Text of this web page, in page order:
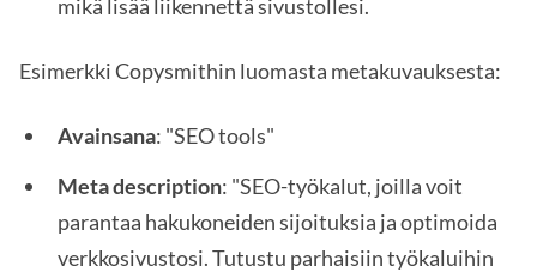
mikä lisää liikennettä sivustollesi.
Esimerkki Copysmithin luomasta metakuvauksesta:
Avainsana: "SEO tools"
Meta description: "SEO-työkalut, joilla voit
parantaa hakukoneiden sijoituksia ja optimoida
verkkosivustosi. Tutustu parhaisiin työkaluihin